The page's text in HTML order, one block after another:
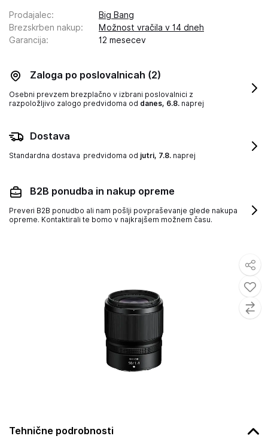
Tehnične podrobnosti
Prodajalec:
Big Bang
Brezskrben nakup:
Možnost vračila v 14 dneh
Garancija: 12 mesecev
Zaloga po poslovalnicah (2)
Osebni prevzem brezplačno v izbrani poslovalnici z
razpoložljivo zalogo predvidoma od danes, 6.8. naprej
Dostava
Standardna dostava predvidoma od jutri, 7.8. naprej
B2B ponudba in nakup opreme
Preveri B2B ponudbo ali nam pošlji povpraševanje glede nakupa
opreme. Kontaktirali te bomo v najkrajšem možnem času.